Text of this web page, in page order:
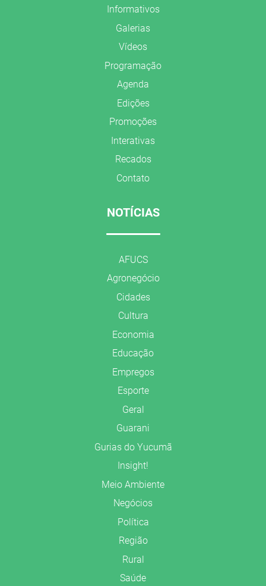
Informativos
Galerias
Vídeos
Programação
Agenda
Edições
Promoções
Interativas
Recados
Contato
NOTÍCIAS
AFUCS
Agronegócio
Cidades
Cultura
Economia
Educação
Empregos
Esporte
Geral
Guarani
Gurias do Yucumã
Insight!
Meio Ambiente
Negócios
Política
Região
Rural
Saúde